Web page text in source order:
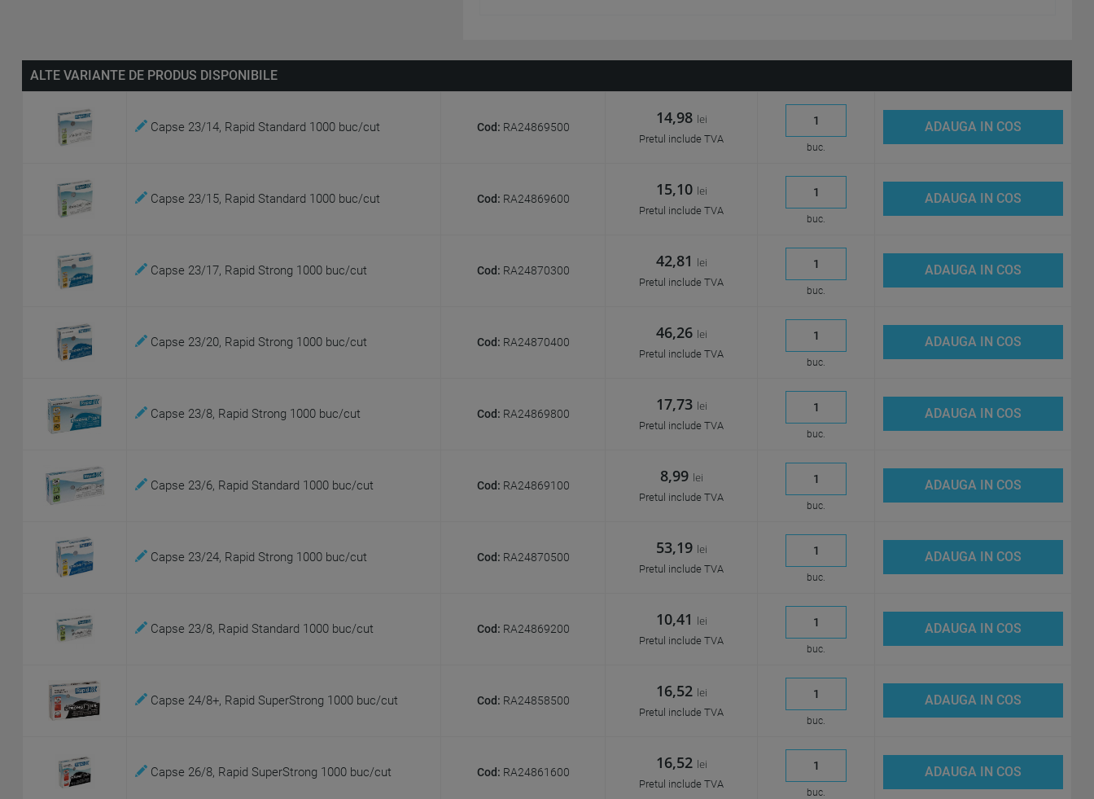
ALTE VARIANTE DE PRODUS DISPONIBILE
Capse 23/14, Rapid Standard 1000 buc/cut Cod: RA24869500 14,98 lei
Pretul include TVA
buc.
ADAUGA IN COS
Capse 23/15, Rapid Standard 1000 buc/cut Cod: RA24869600 15,10 lei
Pretul include TVA
buc.
ADAUGA IN COS
Capse 23/17, Rapid Strong 1000 buc/cut Cod: RA24870300 42,81 lei
Pretul include TVA
buc.
ADAUGA IN COS
Capse 23/20, Rapid Strong 1000 buc/cut Cod: RA24870400 46,26 lei
Pretul include TVA
buc.
ADAUGA IN COS
Capse 23/8, Rapid Strong 1000 buc/cut Cod: RA24869800 17,73 lei
Pretul include TVA
buc.
ADAUGA IN COS
Capse 23/6, Rapid Standard 1000 buc/cut Cod: RA24869100 8,99 lei
Pretul include TVA
buc.
ADAUGA IN COS
Capse 23/24, Rapid Strong 1000 buc/cut Cod: RA24870500 53,19 lei
Pretul include TVA
buc.
ADAUGA IN COS
Capse 23/8, Rapid Standard 1000 buc/cut Cod: RA24869200 10,41 lei
Pretul include TVA
buc.
ADAUGA IN COS
Capse 24/8+, Rapid SuperStrong 1000 buc/cut Cod: RA24858500 16,52 lei
Pretul include TVA
buc.
ADAUGA IN COS
Capse 26/8, Rapid SuperStrong 1000 buc/cut Cod: RA24861600 16,52 lei
Pretul include TVA
buc.
ADAUGA IN COS